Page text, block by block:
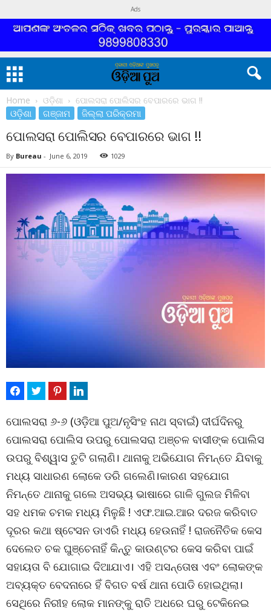
Ads
Home ଓଡ଼ିଶା ପୋଲସରା ପୋଲିସର ବେପାରରେ ଭାଗ !!
ଓଡ଼ିଶା ଗଞ୍ଜାମ ଜିଲ୍ଲା ପରିକ୍ରମା
ପୋଲସରା ପୋଲିସର ବେପାରରେ ଭାଗ !!
By Bureau - June 6, 2019 1029
ପୋଲସରା ୬-୬ (ଓଡ଼ିଆ ପୁଅ/ନୃସିଂହ ନାଥ ସ୍ବାଇଁ) ଦୀର୍ଘଦିନରୁ
ପୋଲସରା ପୋଲିସ ଉପରୁ ପୋଲସରା ଅଞ୍ଚଳ ବାସୀଙ୍କ ପୋଲିସ
ଉପରୁ ବିଶ୍ୱାସ ତୁଟି ଗଲାଣି। ଥାନାକୁ ଅଭିଯୋଗ ନିମନ୍ତେ ଯିବାକୁ
ମଧ୍ୟ ସାଧାରଣ ଲୋକେ ଡରି ଗଲେଣି।କାରଣ ସହଯୋଗ
ନିମନ୍ତେ ଥାନାକୁ ଗଲେ ଅସଭ୍ୟ ଭାଷାରେ ଗାଳି ଗୁଲଜ ମିଳିବା
ସହ ଧମକ ଚମକ ମଧ୍ୟ ମିଳୁଛି ! ଏଫ.ଆଇ.ଆର ଦରଜ କରିବାତ
ଦୂରର କଥା ଷ୍ଟେସନ ଡାଏରି ମଧ୍ୟ ହେଉନାହିଁ ! ରାଜନୈତିକ କେସ
ଦେଲେତ ଚକ ଘୁଞ୍ଚେନାହିଁ କିନ୍ତୁ କାଉଣ୍ଟର କେସ କରିବା ପାଇଁ
ସହାୟତା ବି ଯୋଗାଇ ଦିଆଯାଏ। ଏହି ଅସନ୍ତୋଷ ଏବଂ ଲୋକଙ୍କ
ଅବ୍ୟକ୍ତ ବେଦନାରେ ହିଁ ବିଗତ ବର୍ଷ ଥାନା ପୋଡି ହୋଇଥିଲା।
ସେଥିରେ ନିରୀହ ଲୋକ ମାନଙ୍କୁ ରାତି ଅଧରେ ଘରୁ ଟେକିନେଇ